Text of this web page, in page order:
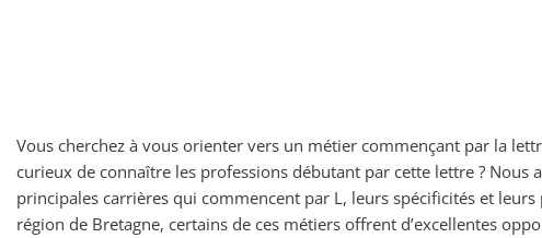
Vous cherchez à vous orienter vers un métier commençant par la
curieux de connaître les professions débutant par cette lettre ? Nous
principales carrières qui commencent par L, leurs spécificités et leurs
région de Bretagne, certains de ces métiers offrent d’excellentes